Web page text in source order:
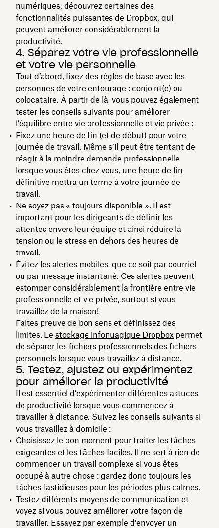
numériques, découvrez certaines des
fonctionnalités puissantes de Dropbox, qui
peuvent améliorer considérablement la
productivité.
4. Séparez votre vie professionnelle
et votre vie personnelle
Tout d’abord, fixez des règles de base avec les
personnes de votre entourage : conjoint(e) ou
colocataire. À partir de là, vous pouvez également
tester les conseils suivants pour améliorer
l’équilibre entre vie professionnelle et vie privée :
Fixez une heure de fin (et de début) pour votre
journée de travail. Même s’il peut être tentant de
réagir à la moindre demande professionnelle
lorsque vous êtes chez vous, une heure de fin
définitive mettra un terme à votre journée de
travail.
Ne soyez pas « toujours disponible ». Il est
important pour les dirigeants de définir les
attentes envers leur équipe et ainsi réduire la
tension ou le stress en dehors des heures de
travail.
Évitez les alertes mobiles, que ce soit par courriel
ou par message instantané. Ces alertes peuvent
estomper considérablement la frontière entre vie
professionnelle et vie privée, surtout si vous
travaillez de la maison!
Faites preuve de bon sens et définissez des
limites. Le stockage infonuagique Dropbox permet
de séparer les fichiers professionnels des fichiers
personnels lorsque vous travaillez à distance.
5. Testez, ajustez ou expérimentez
pour améliorer la productivité
Il est essentiel d’expérimenter différentes astuces
de productivité lorsque vous commencez à
travailler à distance. Suivez les conseils suivants si
vous travaillez à domicile :
Choisissez le bon moment pour traiter les tâches
exigeantes et les tâches faciles. Il ne sert à rien de
commencer un travail complexe si vous êtes
occupé à autre chose : gardez donc toujours les
tâches fastidieuses pour les périodes plus calmes.
Testez différents moyens de communication et
voyez si vous pouvez améliorer votre façon de
travailler. Essayez par exemple d’envoyer un